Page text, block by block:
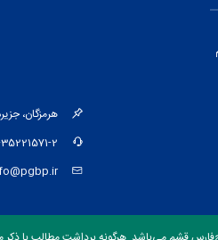
هرمزگان، جزیره‌ی قشم، کیلومتر ۱۵
2